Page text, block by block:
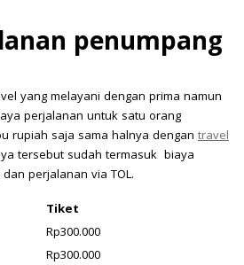
penumpang
yang melayani dengan prima namun
perjalanan untuk satu orang
rupiah saja sama halnya dengan travel
tersebut sudah termasuk biaya
perjalanan via TOL.
Tiket
Rp300.000
Rp300.000